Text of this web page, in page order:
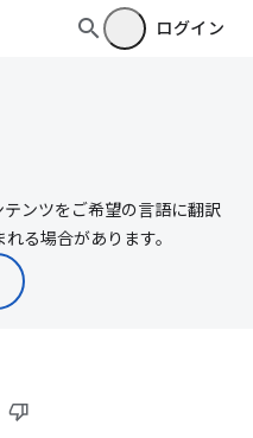
ログイン
ンツをご希望の言語に翻訳
る場合があります。